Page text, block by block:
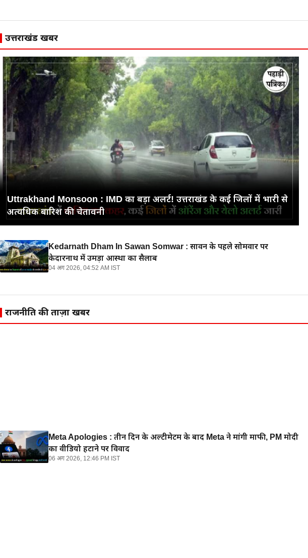
उत्तराखंड खबरें
Uttrakhand Monsoon : IMD का बड़ा अलर्ट! उत्तराखंड के कई जिलों में भारी से
अत्यधिक बारिश की चेतावनी
Kedarnath Dham In Sawan Somwar : सावन के पहले सोमवार पर
केदारनाथ में उमड़ा आस्था का सैलाब
04 अग 2026, 04:52 AM IST
राजनीति की ताज़ा खबरें
Attack On Shakib AL Hasan's Home : बांग्लादेश में शाकिब अल हसन के
घर पर हमला, तोड़फोड़ और आग लगाने की कोशिश
Meta Apologies : तीन दिन के अल्टीमेटम के बाद Meta ने मांगी माफी, PM मोदी
का वीडियो हटाने पर विवाद
06 अग 2026, 12:46 PM IST